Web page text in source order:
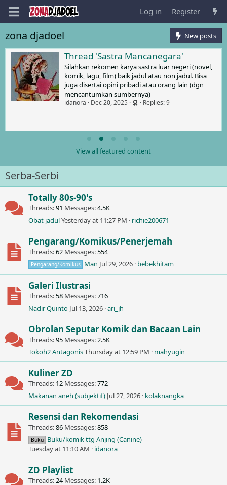
Log in Register
zona djadoel New posts
Thread 'Sastra Mancanegara'
Silahkan rekomen karya sastra luar negeri (novel,
komik, lagu, film) baik jadul atau non jadul. Bisa
juga disertai opini pribadi atau orang lain (dgn
mencantumkan sumbernya)
idanora Dec 20, 2025 Replies: 9
View all featured content
Serba-Serbi
Totally 80s-90's
Threads 91 Messages 4.5K
Obat jadulYesterday at 11:27 PM richie200671
Pengarang/Komikus/Penerjemah
Threads 62 Messages 554
Pengarang/Komikus Man Jul 29, 2026 bebekhitam
Galeri Ilustrasi
Threads 58 Messages 716
Nadir Quinto Jul 13, 2026 ari_jh
Obrolan Seputar Komik dan Bacaan Lain
Threads 95 Messages 2.5K
Tokoh2 AntagonisThursday at 12:59 PM mahyugin
Kuliner ZD
Threads 12 Messages 772
Makanan aneh (subjektif) Jul 27, 2026 kolaknangka
Resensi dan Rekomendasi
Threads 86 Messages 858
Buku Buku/komik ttg Anjing (Canine)
Tuesday at 11:10 AM
idanora
ZD Playlist
Threads 24 Messages 1.2K